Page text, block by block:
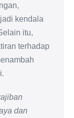
kendala
itu,
terhadap
dan